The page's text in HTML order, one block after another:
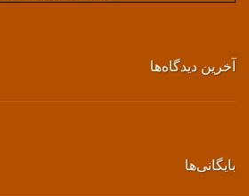
آخرین دیدگاه‌ها
بایگانی‌ها